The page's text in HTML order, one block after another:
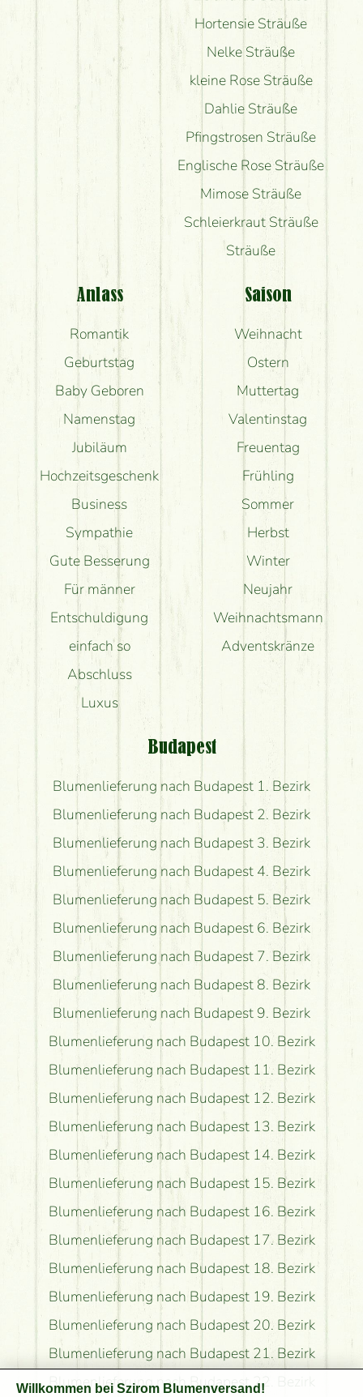
Hortensie Sträuße
Nelke Sträuße
kleine Rose Sträuße
Dahlie Sträuße
Pfingstrosen Sträuße
Englische Rose Sträuße
Mimose Sträuße
Schleierkraut Sträuße
Sträuße
Anlass
Romantik
Geburtstag
Baby Geboren
Namenstag
Jubiläum
Hochzeitsgeschenk
Business
Sympathie
Gute Besserung
Für männer
Entschuldigung
einfach so
Abschluss
Luxus
Saison
Weihnacht
Ostern
Muttertag
Valentinstag
Freuentag
Frühling
Sommer
Herbst
Winter
Neujahr
Weihnachtsmann
Adventskränze
Budapest
Blumenlieferung nach Budapest 1. Bezirk
Blumenlieferung nach Budapest 2. Bezirk
Blumenlieferung nach Budapest 3. Bezirk
Blumenlieferung nach Budapest 4. Bezirk
Blumenlieferung nach Budapest 5. Bezirk
Blumenlieferung nach Budapest 6. Bezirk
Blumenlieferung nach Budapest 7. Bezirk
Blumenlieferung nach Budapest 8. Bezirk
Blumenlieferung nach Budapest 9. Bezirk
Blumenlieferung nach Budapest 10. Bezirk
Blumenlieferung nach Budapest 11. Bezirk
Blumenlieferung nach Budapest 12. Bezirk
Blumenlieferung nach Budapest 13. Bezirk
Blumenlieferung nach Budapest 14. Bezirk
Blumenlieferung nach Budapest 15. Bezirk
Blumenlieferung nach Budapest 16. Bezirk
Blumenlieferung nach Budapest 17. Bezirk
Blumenlieferung nach Budapest 18. Bezirk
Blumenlieferung nach Budapest 19. Bezirk
Blumenlieferung nach Budapest 20. Bezirk
Blumenlieferung nach Budapest 21. Bezirk
Blumenlieferung nach Budapest 22. Bezirk
Willkommen bei Szirom Blumenversand!